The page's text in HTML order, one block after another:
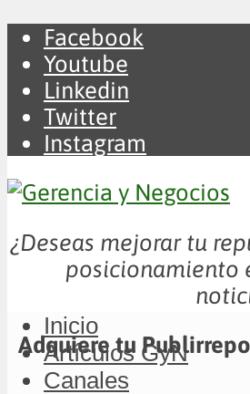
Facebook
Youtube
Linkedin
Twitter
Instagram
¿Deseas mejorar tu
posicionamiento
Adquiere tu
Inicio
Artículos GyN
Canales